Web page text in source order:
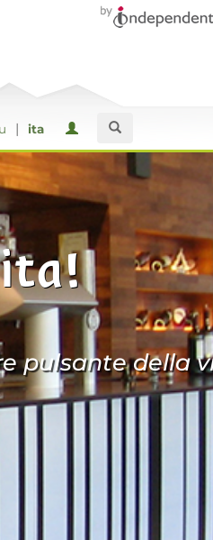
| ita
pulsante della